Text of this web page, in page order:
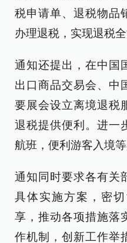
税申请单、退税物品
办理退税，实现退税
通知还提出，在中国
出口商品交易会、中
要展会设立离境退税
退税提供便利。进一
航班，便利游客入境等
通知同时要求各有关
具体实施方案，密
享，推动各项措施落
作机制，创新工作举